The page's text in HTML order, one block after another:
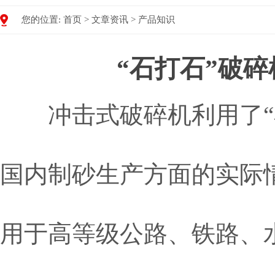
您的位置: 首页 > 文章资讯 > 产品知识
“石打石”破
冲击式破碎机利用了“
国内制砂生产方面的实
用于高等级公路、铁路